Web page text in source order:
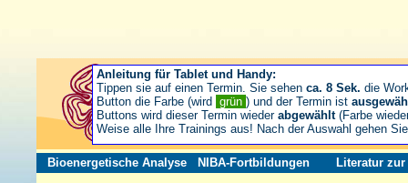
Bioenergetische Analyse NIBA-Fortbildungen Literatur zur
Anleitung für Tablet und Handy:
Tippen sie auf einen Termin. Sie sehen ca. 8 Sek. die
Button die Farbe (wird grün ) und der Termin ist
Buttons wird dieser Termin wieder abgewählt(Farbe
Weise alle Ihre Trainings aus! Nach der Auswahl gehen